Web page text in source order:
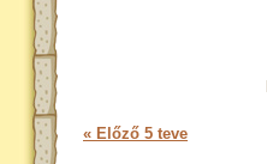
« Előző 5 teve